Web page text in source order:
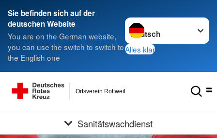
Sie befinden sich auf der
deutschen Website
You are on the German website,
you can use the switch to switch to
the English one
Sprache wechseln zu
Alles klar
Ortsverein Rottweil
Sanitätswachdienst